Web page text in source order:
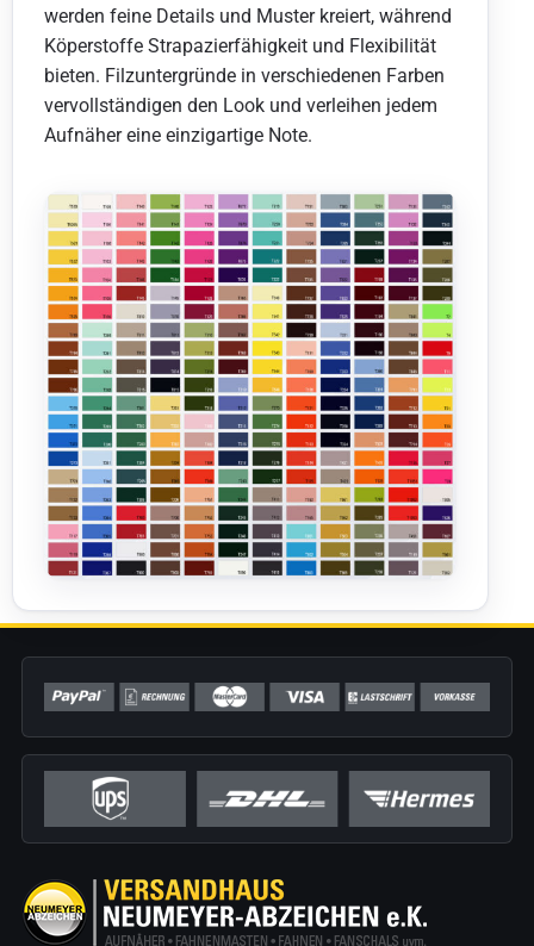
werden feine Details und Muster kreiert, während
Köperstoffe Strapazierfähigkeit und Flexibilität
bieten. Filzuntergründe in verschiedenen Farben
vervollständigen den Look und verleihen jedem
Aufnäher eine einzigartige Note.